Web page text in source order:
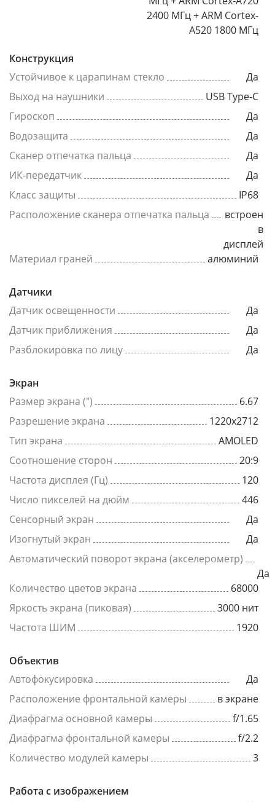
2400 МГц + ARM Cortex-
A520 1800 МГц
Конструкция
Устойчивое к царапинам стекло
Да
Выход на наушники
USB Type-C
Гироскоп
Да
Водозащита
Да
Сканер отпечатка пальца
Да
ИК-передатчик
Да
Класс защиты
IP68
Расположение сканера отпечатка пальца
встроен
в
дисплей
Материал граней
алюминий
Датчики
Датчик освещенности
Да
Датчик приближения
Да
Разблокировка по лицу
Да
Экран
Размер экрана (")
6.67
Разрешение экрана
1220x2712
Тип экрана
AMOLED
Соотношение сторон
20:9
Частота дисплея (Гц)
120
Число пикселей на дюйм
446
Сенсорный экран
Да
Изогнутый экран
Да
Автоматический поворот экрана (акселерометр)
Да
Количество цветов экрана
68000
Яркость экрана (пиковая)
3000 нит
Частота ШИМ
1920
Объектив
Автофокусировка
Да
Расположение фронтальной камеры
в экране
Диафрагма основной камеры
f/1.65
Диафрагма фронтальной камеры
f/2.2
Количество модулей камеры
3
Работа с изображением